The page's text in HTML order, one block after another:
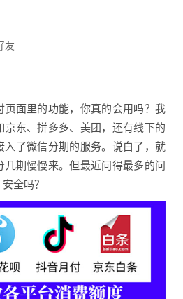
友
页面里的功能，你真的会用吗？我
东、拼多多、美团，还有线下的
了微信分期的服务。说白了，就
几期慢慢来。但最近问得最多的问
全吗？